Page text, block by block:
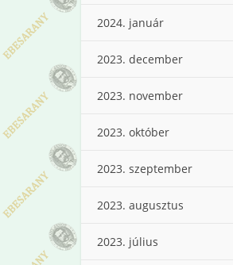
2024. január
2023. december
2023. november
2023. október
2023. szeptember
2023. augusztus
2023. július